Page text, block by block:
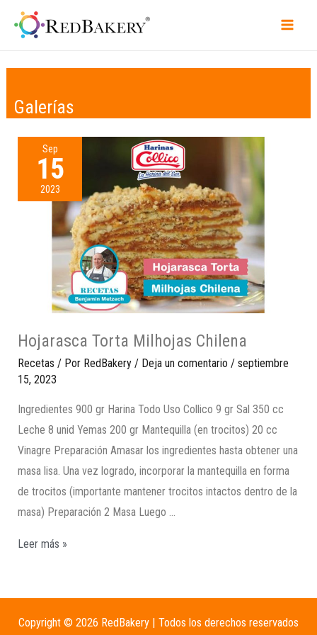
Galerías
Sep
15
2023
Hojarasca Torta Milhojas Chilena
Recetas / Por RedBakery / Deja un comentario / septiembre
15, 2023
Ingredientes 900 gr Harina Todo Uso Collico 9 gr Sal 350 cc
Leche 8 unid Yemas 200 gr Mantequilla (en trocitos) 20 cc
Vinagre Preparación Amasar los ingredientes hasta obtener una
masa lisa. Una vez logrado, incorporar la mantequilla en forma
de trocitos (importante mantener trocitos intactos dentro de la
masa) Preparación 2 Masa Luego …
Leer más »
Copyright © 2026 RedBakery | Todos los derechos reservados